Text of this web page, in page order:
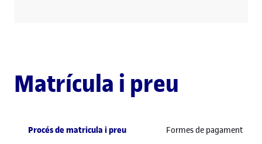
Matrícula i preu
Procés de matricula i preu Formes de pagament